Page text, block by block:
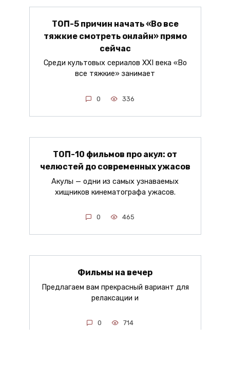
ТОП-5 причин начать «Во все
тяжкие смотреть онлайн» прямо
сейчас
Среди культовых сериалов XXI века «Во
все тяжкие» занимает
0 336
ТОП-10 фильмов про акул: от
челюстей до современных ужасов
Акулы — одни из самых узнаваемых
хищников кинематографа ужасов.
0 465
Фильмы на вечер
Предлагаем вам прекрасный вариант для
релаксации и
0 714